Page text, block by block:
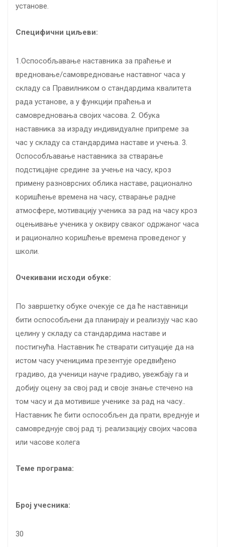
установе.
Специфични циљеви:
1.Оспособљавање наставника за праћење и
вредновање/самовредновање наставног часа у
складу са Правилником о стандардима квалитета
рада установе, а у функцији праћења и
самовредновања својих часова. 2. Обука
наставника за израду индивидуалне припреме за
час у складу са стандардима наставе и учења. 3.
Оспособљавање наставника за стварање
подстицајне средине за учење на часу, кроз
примену разноврсних облика наставе, рационално
коришћење времена на часу, стварање радне
атмосфере, мотивацију ученика за рад на часу кроз
оцењивање ученика у оквиру сваког одржаног часа
и рационално коришћење времена проведеног у
школи.
Очекивани исходи обуке:
По завршетку обуке очекује се да ће наставници
бити оспособљени да планирају и реализују час као
целину у складу са стандардима наставе и
постигнућа. Наставник ће стварати ситуације да на
истом часу ученицима презентује оредвиђено
градиво, да ученици науче градиво, увежбају га и
добију оцену за свој рад и своје знање стечено на
том часу и да мотивише ученике за рад на часу..
Наставник ће бити оспособљен да прати, вреднује и
самовреднује свој рад тј. реализацију својих часова
или часове колега
Теме програма:
Број учесника:
30